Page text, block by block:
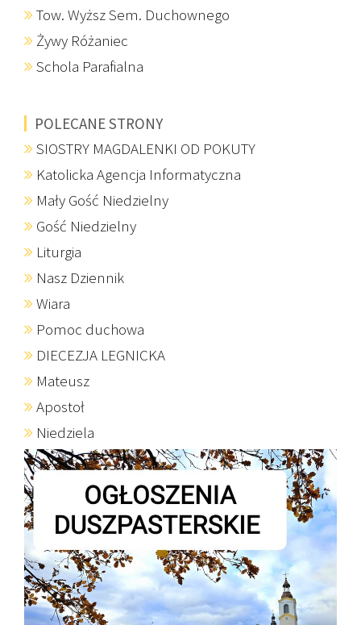
Tow. Wyższ Sem. Duchownego
Żywy Różaniec
Schola Parafialna
POLECANE STRONY
SIOSTRY MAGDALENKI OD POKUTY
Katolicka Agencja Informatyczna
Mały Gość Niedzielny
Gość Niedzielny
Liturgia
Nasz Dziennik
Wiara
Pomoc duchowa
DIECEZJA LEGNICKA
Mateusz
Apostoł
Niedziela